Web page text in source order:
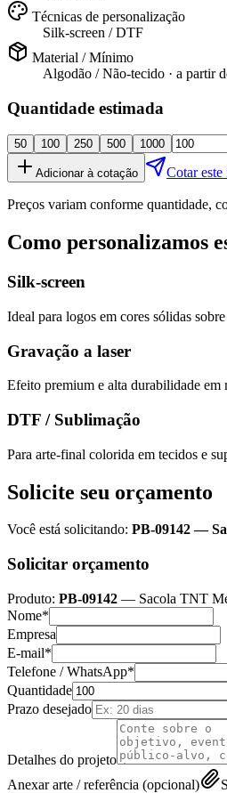
Técnicas de personalização
Silk-screen / DTF
Material / Mínimo
Algodão / Não-tecido · a partir
Quantidade estimada
50 100 250 500 1000
Adicionar à cotação Cotar este
Preços variam conforme quantidade,
Como personalizamos
Silk-screen
Ideal para logos em cores sólidas
Gravação a laser
Efeito premium e alta durabilidade em
DTF / Sublimação
Para arte-final colorida em tecidos e
Solicite seu orçamento
Você está solicitando: PB-09142—
Solicitar orçamento
Produto: PB-09142 — Sacola TNT
Nome*
Empresa
E-mail*
Telefone / WhatsApp*
Quantidade
Prazo desejado
Detalhes do projeto
Anexar arte / referência (opcional)